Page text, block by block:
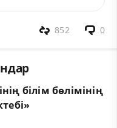
0
852
білім бөлімінің